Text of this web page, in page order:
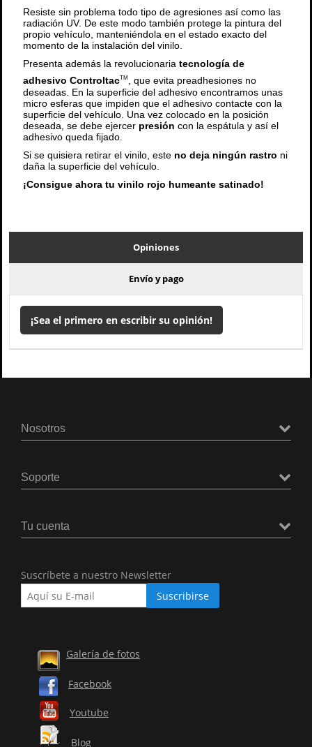
Resiste sin problema todo tipo de agresiones así como las
radiación UV. De este modo también protege la pintura del
propio vehículo, manteniéndola en el estado exacto del
momento de la instalación del vinilo.
Presenta además la revolucionaria tecnología de
adhesivo ControltacTM
, que evita preadhesiones no
deseadas. En la superficie del adhesivo encontramos unas
micro esferas que impiden que el adhesivo contacte con la
superficie del vehículo. Una vez colocado en la posición
deseada, se debe ejercer presión con la espátula y así el
adhesivo queda fijado.
Si se quisiera retirar el vinilo, este no deja ningún rastro ni
daña la superficie del vehículo.
¡Consigue ahora tu vinilo rojo humeante satinado!
Opiniones
Envío y pago
¡Sea el primero en escribir su opinión!
Nosotros
Soporte
Tu cuenta
Suscríbete a nuestro Newsletter
Galería de fotos
Facebook
Youtube
Blog